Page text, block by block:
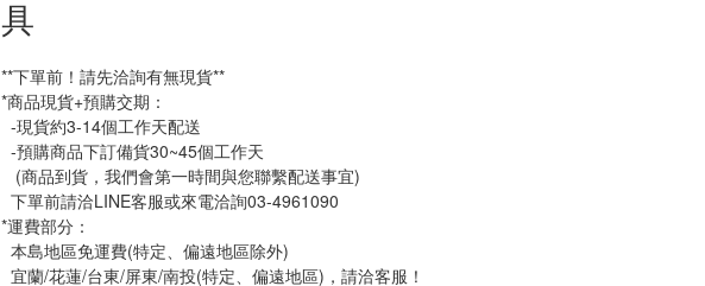
具
**下單前！請先洽詢有無現貨**
*商品現貨+預購交期：
  -現貨約3-14個工作天配送
  -預購商品下訂備貨30~45個工作天
   (商品到貨，我們會第一時間與您聯繫配送事宜)
  下單前請洽LINE客服或來電洽詢03-4961090
*運費部分：
  本島地區免運費(特定、偏遠地區除外)
  宜蘭/花蓮/台東/屏東/南投(特定、偏遠地區)，請洽客服！